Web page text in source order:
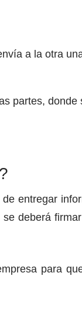
a la otra
partes,
entregar
deberá
para